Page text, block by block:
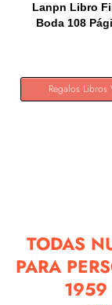
Lanpn Libro
Boda 108
Regalos Libros
TODAS
PARA
1959